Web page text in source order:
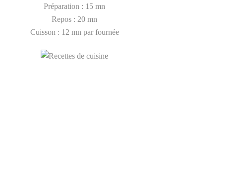
Préparation : 15 mn
Repos : 20 mn
Cuisson : 12 mn par fournée